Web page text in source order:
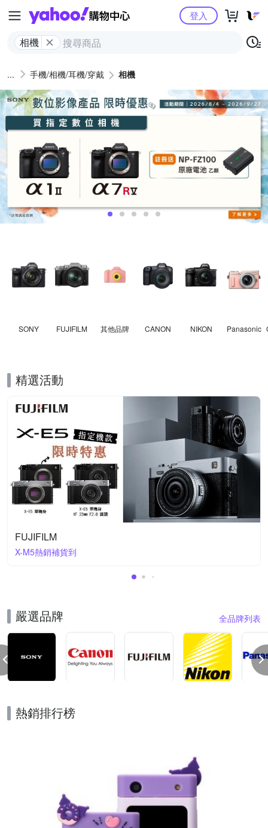
Yahoo購物中心
相機
登入
手機/相機/耳機/穿戴 相機
SONY FUJIFILM 其他品牌 CANON NIKON Panasonic
精選活動
FUJIFILM
X-M5熱銷補貨到
嚴選品牌 全品牌列表
熱銷排行榜